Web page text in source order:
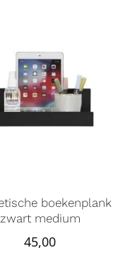
boekenplank
zwart medium
45,00